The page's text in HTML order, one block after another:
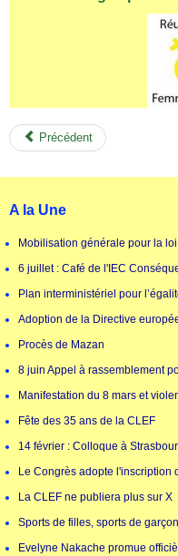
Précédent
A la Une
Mobilisation générale pour la
6 juillet : Café de l'IEC
Plan interministériel pour
Adoption de la Directive
Procès de Mazan
8 juin Appel à rassemblement
Manifestation du 8 mars et
Fête des 35 ans de la CLEF
14 février : Colloque à
Le Congrès adopte l'inscription
La CLEF ne publiera plus sur X
Sports de filles, sports de
Evelyne Nakache promue